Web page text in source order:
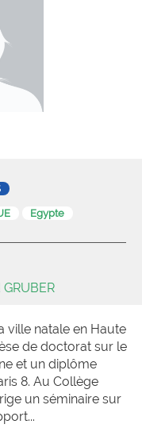
Egypte
ville natale en Haute
de doctorat sur le
et un diplôme
8. Au Collège
un séminaire sur